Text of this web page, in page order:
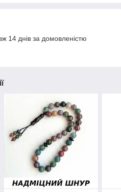
14 днів за домовленістю